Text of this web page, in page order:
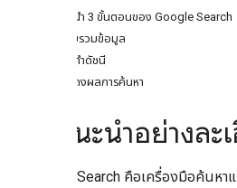
ขอแนะนํา 3 ขั้นตอนของ Google Search
การรวบรวมข้อมูล
การจัดทำดัชนี
การแสดงผลการค้นหา
คําแนะนําอย่างล
Google Search คือเครื่องมือค้นห